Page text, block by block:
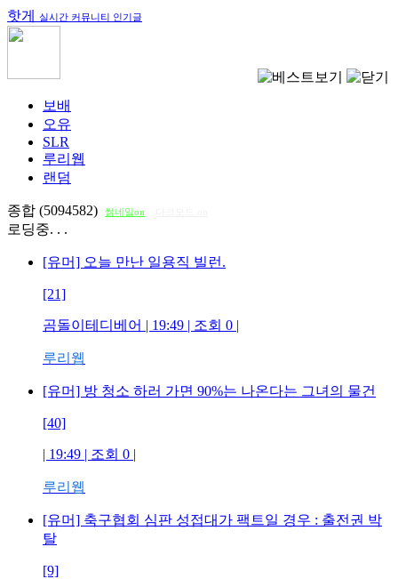
핫게 실시간 커뮤니티 인기글
보배
오유
SLR
루리웹
랜덤
종합 (5094582) 썸네일on
로딩중. . .
[유머] 오늘 만난 일용직 빌런.
[21]
곰돌이테디베어 | 19:49 | 조회 0 |
루리웹
[유머] 방 청소 하러 가면 90%는 나온다는 그녀의 물건
[40]
| 19:49 | 조회 0 |
루리웹
[유머] 축구협회 심판 성접대가 팩트일 경우 : 출전권 박
탈
[9]